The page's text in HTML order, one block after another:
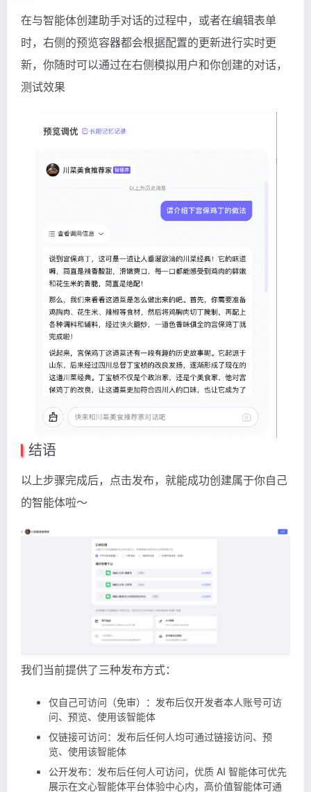
在与智能体创建助手对话的过程中，或者在编辑表单
时，右侧的预览容器都会根据配置的更新进行实时更
新，你随时可以通过在右侧模拟用户和你创建的对话，
测试效果
结语
以上步骤完成后，点击发布，就能成功创建属于你自己
的智能体啦～
我们当前提供了三种发布方式：
仅自己可访问（免审）：发布后仅开发者本人账号可访
问、预览、使用该智能体
仅链接可访问：发布后任何人均可通过链接访问、预
览、使用该智能体
公开发布：发布后任何人可访问，优质 AI 智能体可优先
展示在文心智能体平台体验中心内，高价值智能体可通